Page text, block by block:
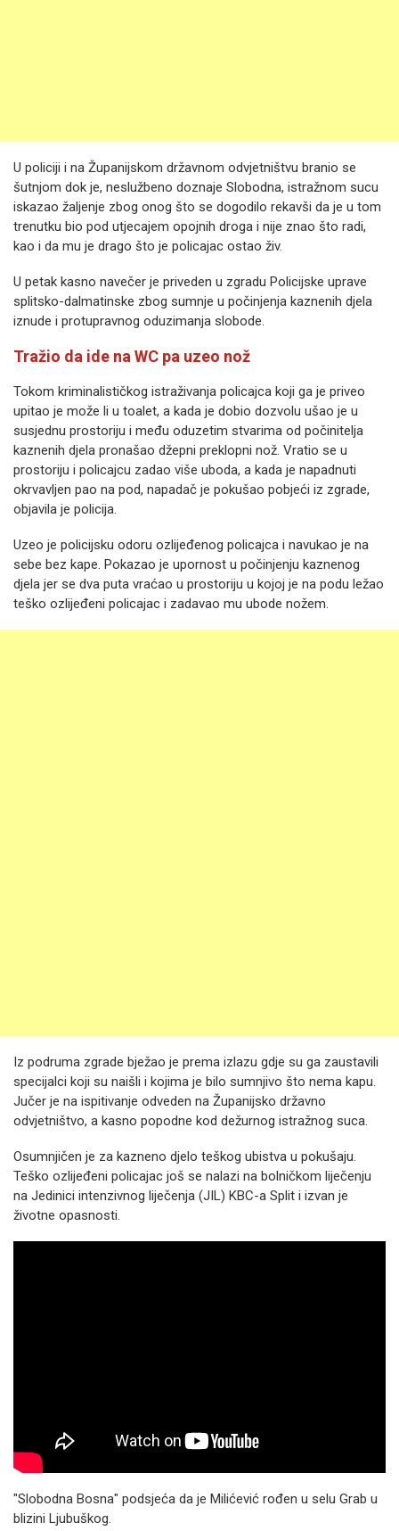
U policiji i na Županijskom državnom odvjetništvu branio se
šutnjom dok je, neslužbeno doznaje Slobodna, istražnom sucu
iskazao žaljenje zbog onog što se dogodilo rekavši da je u tom
trenutku bio pod utjecajem opojnih droga i nije znao što radi,
kao i da mu je drago što je policajac ostao živ.
U petak kasno navečer je priveden u zgradu Policijske uprave
splitsko-dalmatinske zbog sumnje u počinjenja kaznenih djela
iznude i protupravnog oduzimanja slobode.
Tražio da ide na WC pa uzeo nož
Tokom kriminalističkog istraživanja policajca koji ga je priveo
upitao je može li u toalet, a kada je dobio dozvolu ušao je u
susjednu prostoriju i među oduzetim stvarima od počinitelja
kaznenih djela pronašao džepni preklopni nož. Vratio se u
prostoriju i policajcu zadao više uboda, a kada je napadnuti
okrvavljen pao na pod, napadač je pokušao pobjeći iz zgrade,
objavila je policija.
Uzeo je policijsku odoru ozlijeđenog policajca i navukao je na
sebe bez kape. Pokazao je upornost u počinjenju kaznenog
djela jer se dva puta vraćao u prostoriju u kojoj je na podu ležao
teško ozlijeđeni policajac i zadavao mu ubode nožem.
Iz podruma zgrade bježao je prema izlazu gdje su ga zaustavili
specijalci koji su naišli i kojima je bilo sumnjivo što nema kapu.
Jučer je na ispitivanje odveden na Županijsko državno
odvjetništvo, a kasno popodne kod dežurnog istražnog suca.
Osumnjičen je za kazneno djelo teškog ubistva u pokušaju.
Teško ozlijeđeni policajac još se nalazi na bolničkom liječenju
na Jedinici intenzivnog liječenja (JIL) KBC-a Split i izvan je
životne opasnosti.
"Slobodna Bosna" podsjeća da je Milićević rođen u selu Grab u
blizini Ljubuškog.